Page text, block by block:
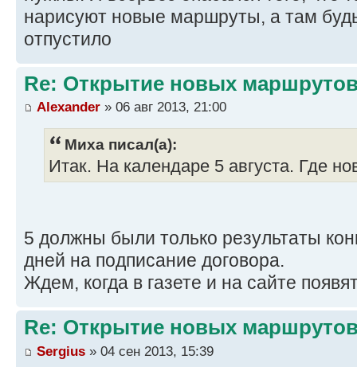
нарисуют новые маршруты, а там
отпустило
Re: Открытие новых
Alexander » 06 авг 2013, 21:00
Миха писал(а):
Итак. На календаре 5 августа. Где
5 должны были только результаты
дней на подписание договора.
Ждем, когда в газете и на сайте
Re: Открытие новых
Sergius » 04 сен 2013, 15:39